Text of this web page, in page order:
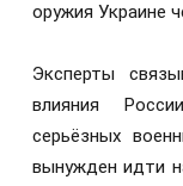
оружия Украине
Эксперты
влияния
серьёзных
вынужден идти